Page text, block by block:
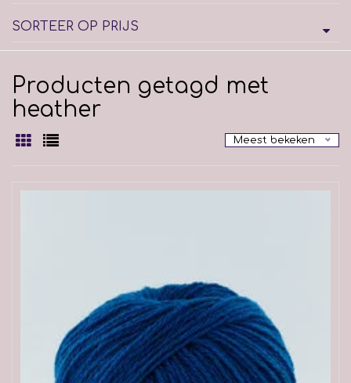
SORTEER OP PRIJS
Producten getagd met
heather
Meest bekeken